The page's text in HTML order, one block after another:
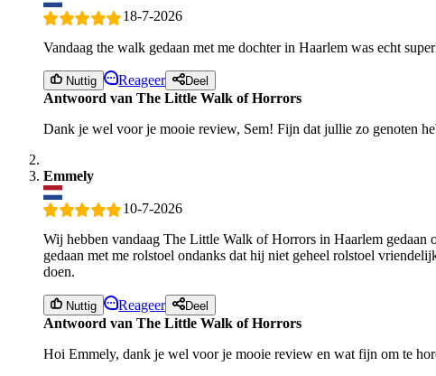
18-7-2026
Vandaag the walk gedaan met me dochter in Haarlem was echt
Nuttig Reageer Deel
Antwoord van The Little Walk of Horrors
Dank je wel voor je mooie review, Sem! Fijn dat jullie zo genoten
Emmely
10-7-2026
Wij hebben vandaag The Little Walk of Horrors in Haarlem gedaan
gedaan met me rolstoel ondanks dat hij niet geheel rolstoel
doen.
Nuttig Reageer Deel
Antwoord van The Little Walk of Horrors
Hoi Emmely, dank je wel voor je mooie review en wat fijn om te